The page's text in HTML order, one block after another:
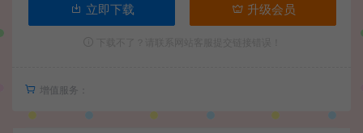
立即下载 升级会员
增值服务：